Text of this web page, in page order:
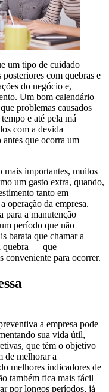
um tipo de cuidado
com quebras e
do negócio e,
Um bom calendário
problemas causados
e até pela má
com a devida
que ocorra um
mais importantes, muitos
um gasto extra, quando,
tanto em
operação da empresa.
para a manutenção
período que não
barata que chamar a
quebra — que
conveniente para ocorrer.
a empresa pode
sua vida útil,
que têm o objetivo
de melhorar a
melhores indicadores de
também fica mais fácil
por longos períodos, já